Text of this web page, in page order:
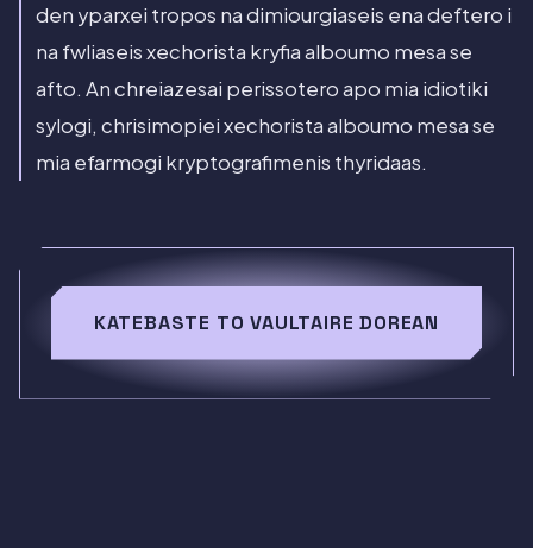
den yparxei tropos na dimiourgiaseis ena deftero i
na fwliaseis xechorista kryfia alboumo mesa se
afto. An chreiazesai perissotero apo mia idiotiki
sylogi, chrisimopiei xechorista alboumo mesa se
mia efarmogi kryptografimenis thyridaas.
KATEBASTE TO VAULTAIRE DOREAN